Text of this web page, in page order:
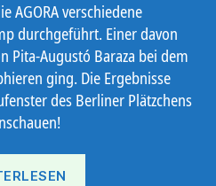
AGORA verschiedene
durchgeführt. Einer davon
Pita-Augustó Baraza bei dem
ging. Die Ergebnisse
des Berliner Plätzchens